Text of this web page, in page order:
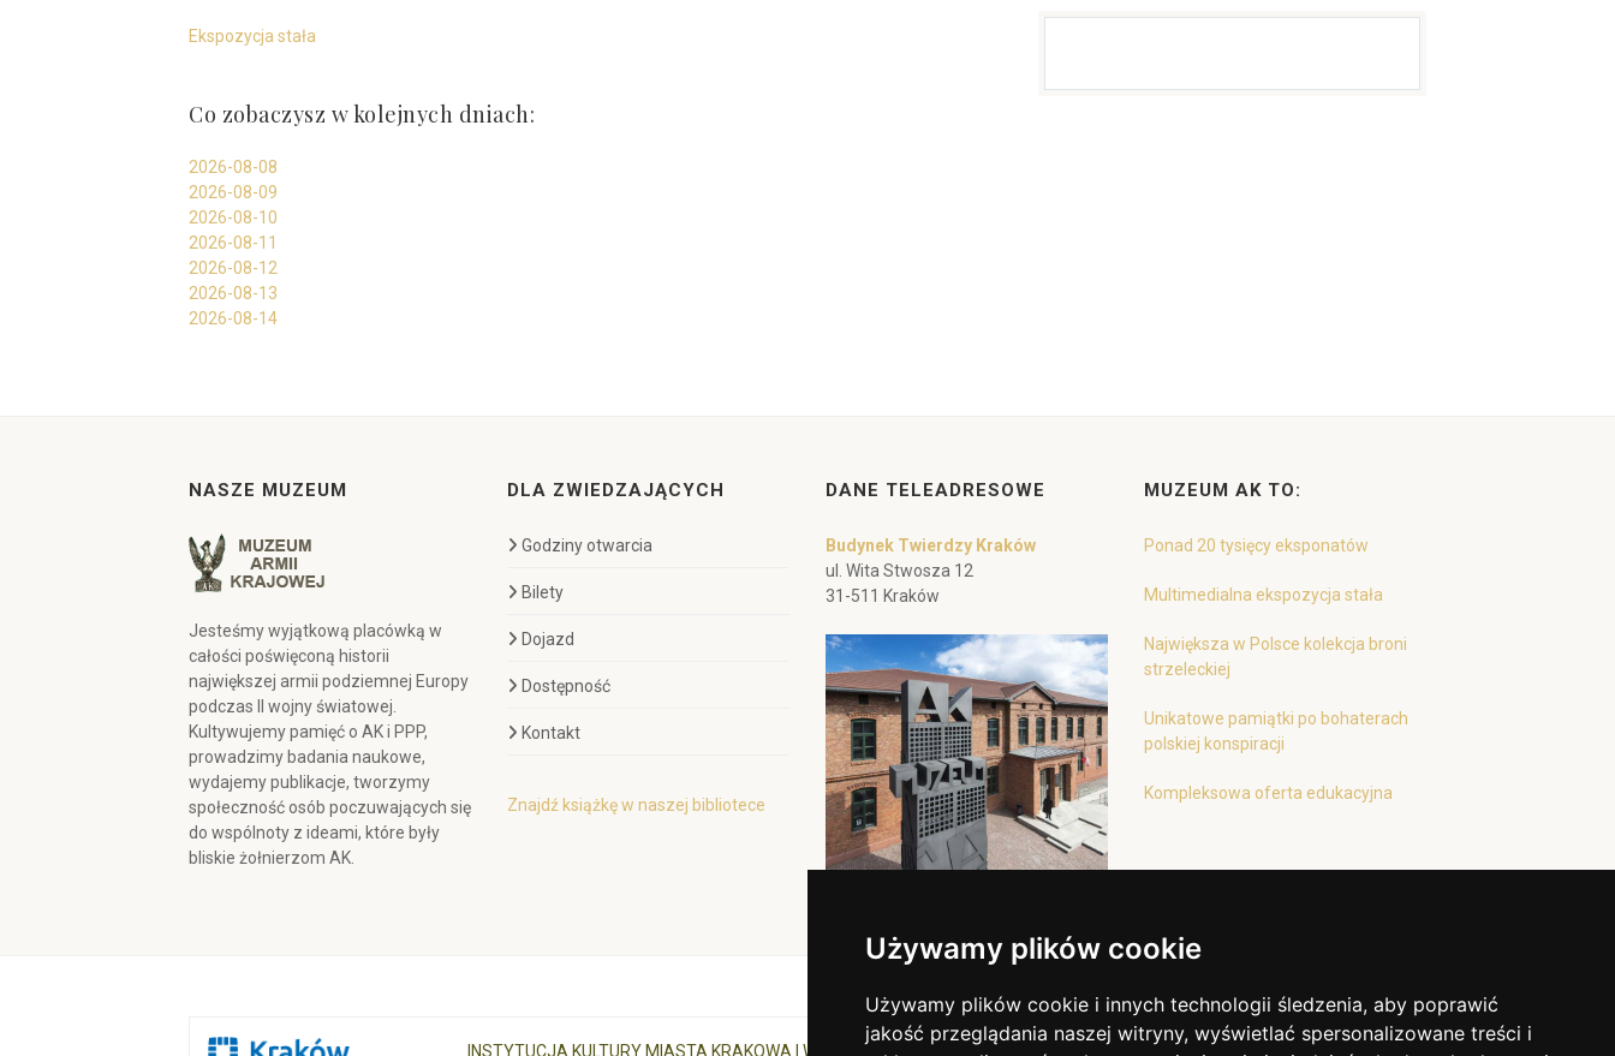
Używamy plików cookie
Używamy plików cookie i innych technologii śledzenia, aby poprawić
jakość przeglądania naszej witryny, wyświetlać spersonalizowane treści i
Ekspozycja stała
Co zobaczysz w kolejnych dniach:
2026-08-08
2026-08-09
2026-08-10
2026-08-11
2026-08-12
2026-08-13
2026-08-14
NASZE MUZEUM
Jesteśmy wyjątkową placówką w
całości poświęconą historii
największej armii podziemnej Europy
podczas II wojny światowej.
Kultywujemy pamięć o AK i PPP,
prowadzimy badania naukowe,
wydajemy publikacje, tworzymy
społeczność osób poczuwających się
do wspólnoty z ideami, które były
bliskie żołnierzom AK.
DLA ZWIEDZAJĄCYCH
Godziny otwarcia
Bilety
Dojazd
Dostępność
Kontakt
Znajdź książkę w naszej bibliotece
DANE TELEADRESOWE
Budynek Twierdzy Kraków
ul. Wita Stwosza 12
31-511 Kraków
MUZEUM AK TO:
Ponad 20 tysięcy eksponatów
Multimedialna ekspozycja stała
Największa w Polsce kolekcja broni
strzeleckiej
Unikatowe pamiątki po bohaterach
polskiej konspiracji
Kompleksowa oferta edukacyjna
INSTYTUCJA KULTURY MIASTA KRAKOWA I WOJEWÓDZTWA MAŁOPOLSKIEGO